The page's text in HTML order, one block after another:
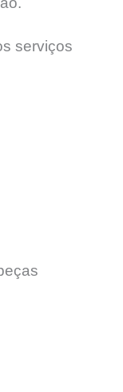
serviços